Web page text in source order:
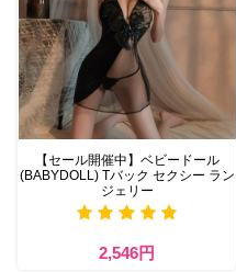
【セール開催中】ベビードール
(BABYDOLL) Tバック セクシー ラン
ジェリー
2,546円